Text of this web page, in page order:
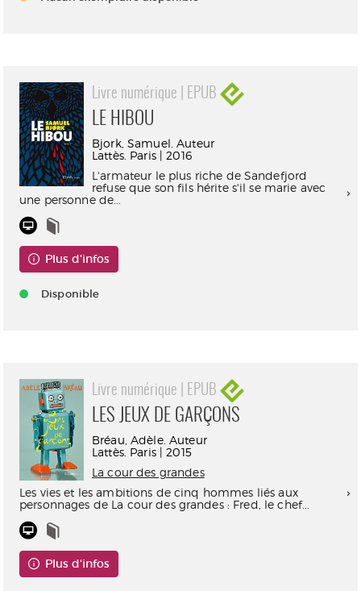
Livre numérique | EPUB
LE HIBOU
Bjork, Samuel. Auteur
Lattès. Paris | 2016
L'armateur le plus riche de Sandefjord
refuse que son fils hérite s'il se marie avec
une personne de...
Plus d'infos
Disponible
Livre numérique | EPUB
LES JEUX DE GARÇONS
Bréau, Adèle. Auteur
Lattès. Paris | 2015
La cour des grandes
Les vies et les ambitions de cinq hommes liés aux
personnages de La cour des grandes : Fred, le chef...
Plus d'infos